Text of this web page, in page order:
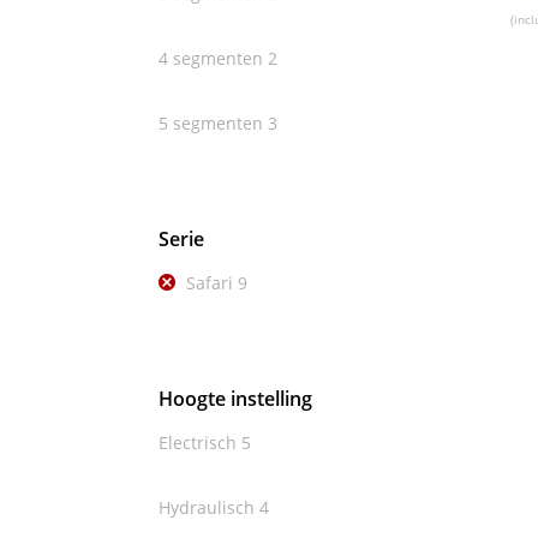
4 segmenten 2
5 segmenten 3
Serie
Safari 9
Hoogte instelling
Electrisch 5
Hydraulisch 4